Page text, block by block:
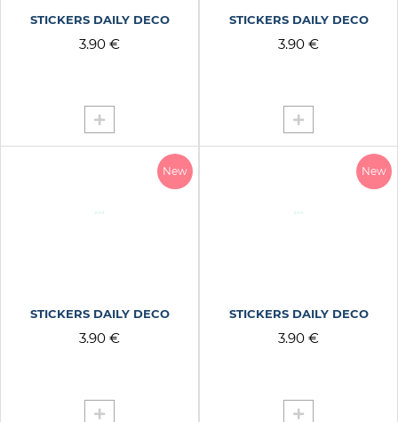
STICKERS DAILY DECO
3.90 €
STICKERS DAILY DECO
3.90 €
New
STICKERS DAILY DECO
3.90 €
New
STICKERS DAILY DECO
3.90 €